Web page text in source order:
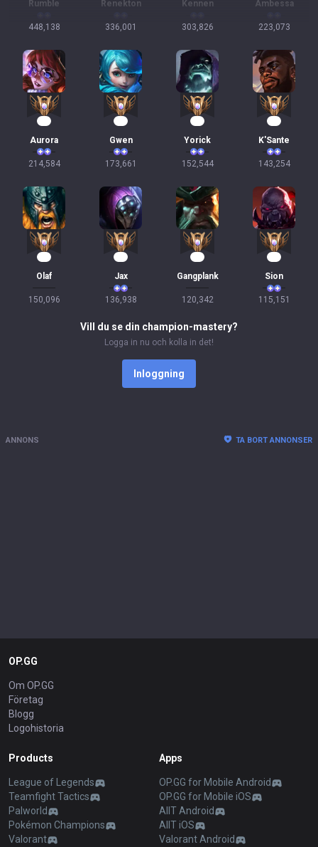
Rumble
448,138
Renekton
336,001
Kennen
303,826
Ambessa
223,073
Aurora
214,584
Gwen
173,661
Yorick
152,544
K'Sante
143,254
Olaf
150,096
Jax
136,938
Gangplank
120,342
Sion
115,151
Vill du se din champion-mastery?
Logga in nu och kolla in det!
Inloggning
ANNONS TA BORT ANNONSER
OP.GG
Om OP.GG
Företag
Blogg
Logohistoria
Products
League of Legends
Teamfight Tactics
Palworld
Pokémon Champions
Valorant
Apps
OP.GG for Mobile Android
OP.GG for Mobile iOS
AllT Android
AllT iOS
Valorant Android